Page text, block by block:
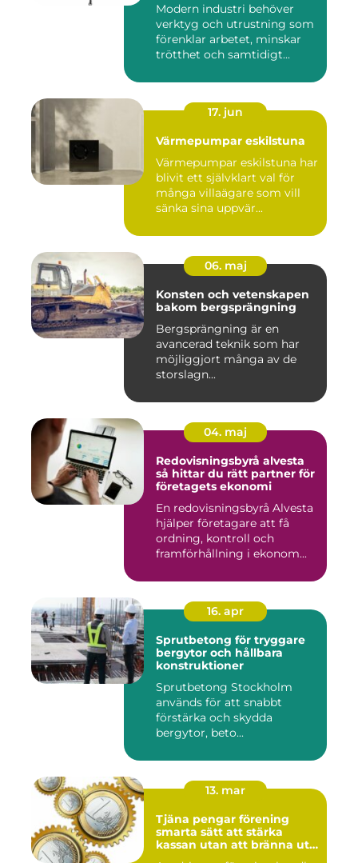
Modern industri behöver
verktyg och utrustning som
förenklar arbetet, minskar
trötthet och samtidigt...
17. jun
Värmepumpar eskilstuna
Värmepumpar eskilstuna har
blivit ett självklart val för
många villaägare som vill
sänka sina uppvär...
06. maj
Konsten och vetenskapen
bakom bergsprängning
Bergsprängning är en
avancerad teknik som har
möjliggjort många av de
storslagn...
04. maj
Redovisningsbyrå alvesta
så hittar du rätt partner för
företagets ekonomi
En redovisningsbyrå Alvesta
hjälper företagare att få
ordning, kontroll och
framförhållning i ekonom...
16. apr
Sprutbetong för tryggare
bergytor och hållbara
konstruktioner
Sprutbetong Stockholm
används för att snabbt
förstärka och skydda
bergytor, beto...
13. mar
Tjäna pengar förening
smarta sätt att stärka
kassan utan att bränna ut